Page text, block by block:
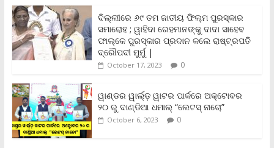
d
l
y
ଦିଲ୍ଲୀରେ ୬୯ ତମ ଜାତୀୟ ଫିଲ୍ମ ପୁରସ୍କାର
ସମାରୋହ ; ୱାହିଦା ରେହମାନଙ୍କୁ ଦାଦା ସାହେବ
ଫାଲ୍‌କେ ପୁରସ୍କାର ପ୍ରଦାନ କଲେ ରାଷ୍ଟ୍ରପତି
ଦ୍ରୌପଦୀ ମୁର୍ମୁ |
October 17, 2023 0
ୱାଣ୍ଡର ୱାର୍ଲ୍‌ଡ଼ ୱାଟର ପାର୍କରେ ଅକ୍ଟୋବର
୨୦ ରୁ ଦାଣ୍ଡିଆ ଧମାଲ୍ “ଲେଟସ୍ ନାଚୋ”
October 6, 2023 0